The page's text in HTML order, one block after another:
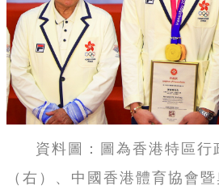
資料圖：圖為香港特區行
（右）、中國香港體育協會